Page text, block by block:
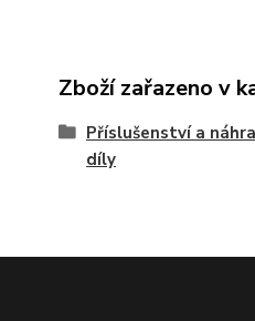
Zboží zařazeno v
Příslušenství a
díly